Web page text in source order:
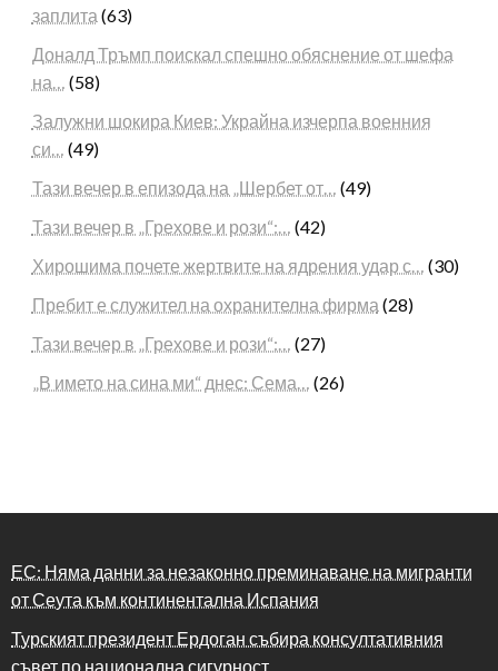
заплита (63)
Доналд Тръмп поискал спешно обяснение от шефа
на…
(58)
Залужни шокира Киев: Украйна изчерпа военния
си…
(49)
Тази вечер в епизода на „Шербет от…
(49)
Тази вечер в „Грехове и рози“:…
(42)
Хирошима почете жертвите на ядрения удар с…
(30)
Пребит е служител на охранителна фирма (28)
Тази вечер в „Грехове и рози“:…
(27)
„В името на сина ми“ днес: Сема…
(26)
ЕС: Няма данни за незаконно преминаване на мигранти
от Сеута към континентална Испания
Турският президент Ердоган събира консултативния
съвет по национална сигурност